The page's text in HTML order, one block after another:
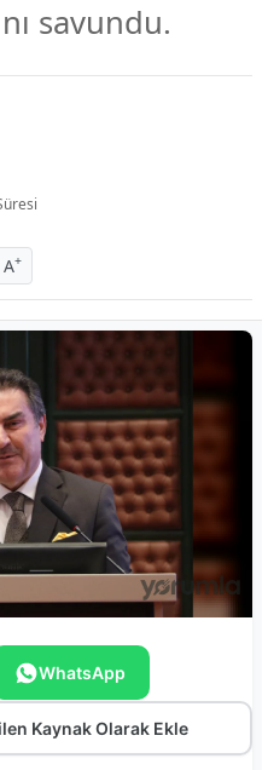
savundu.
A+
WhatsApp
Kaynak Olarak Ekle